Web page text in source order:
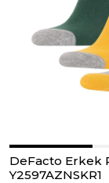
DeFacto Erkek
Y2597AZNSKR1